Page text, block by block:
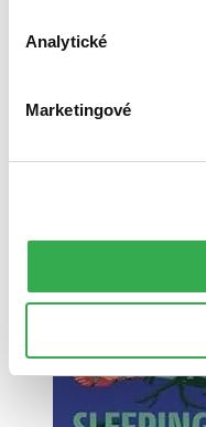
Analytické
Marketingové